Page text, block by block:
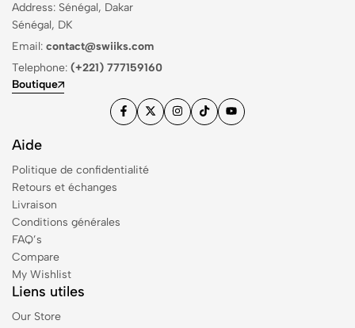
Address: Sénégal, Dakar
Sénégal, DK
Email: contact@swiiks.com
Telephone: (+221) 777159160
Boutique
Aide
Politique de confidentialité
Retours et échanges
Livraison
Conditions générales
FAQ’s
Compare
My Wishlist
Liens utiles
Our Store